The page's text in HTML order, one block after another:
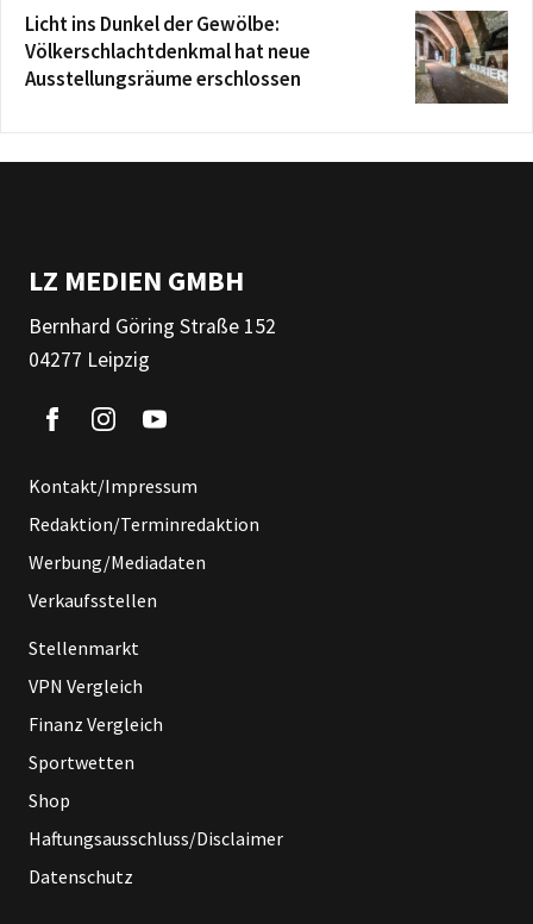
Licht ins Dunkel der Gewölbe:
Völkerschlachtdenkmal hat neue
Ausstellungsräume erschlossen
LZ MEDIEN GMBH
Bernhard Göring Straße 152
04277 Leipzig
Kontakt/Impressum
Redaktion/Terminredaktion
Werbung/Mediadaten
Verkaufsstellen
Stellenmarkt
VPN Vergleich
Finanz Vergleich
Sportwetten
Shop
Haftungsausschluss/Disclaimer
Datenschutz